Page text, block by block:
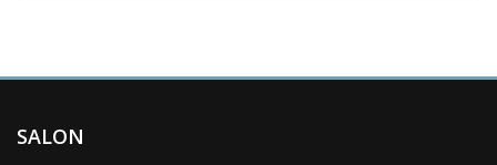
SALON